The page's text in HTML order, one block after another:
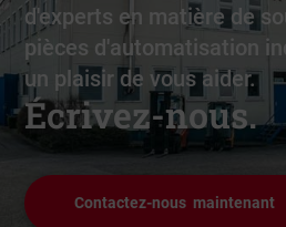
d'experts en matière de
pièces d'automatisation
un plaisir de vous aider.
Écrivez-nous.
Contactez-nous maintenant